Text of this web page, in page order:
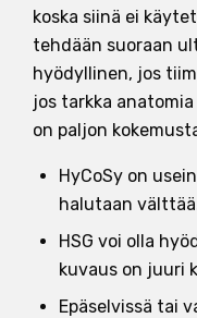
koska siinä ei
tehdään suoraan
hyödyllinen, jos
jos tarkka
on paljon
HyCoSy on
halutaan
HSG voi olla
kuvaus on juuri
Epäselvissä tai